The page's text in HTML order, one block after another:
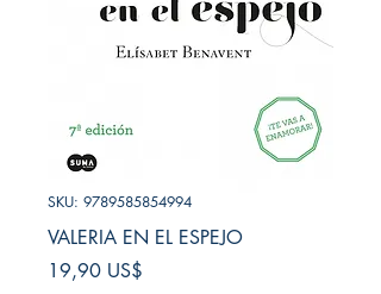
SKU: 9789585854994
VALERIA EN EL ESPEJO
19,90 US$